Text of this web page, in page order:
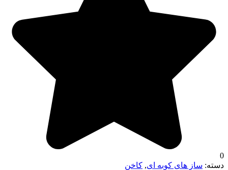
0
دسته: ساز های کوبه ای, کاخن